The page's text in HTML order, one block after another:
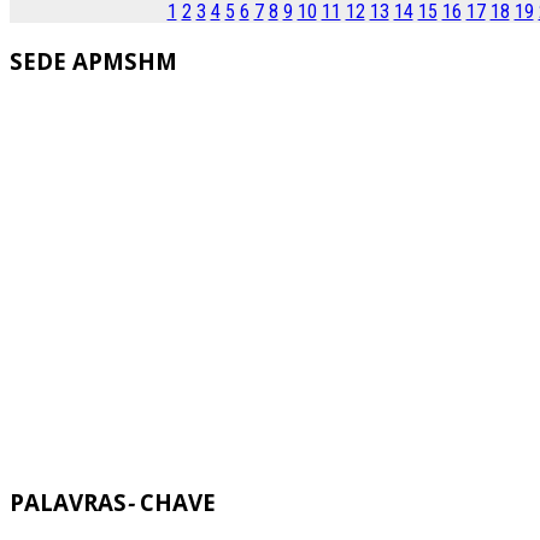
1 2 3 4 5 6 7 8 9 10 11 12 13 14 15 16 17 18 19
SEDE APMSHM
PALAVRAS-CHAVE